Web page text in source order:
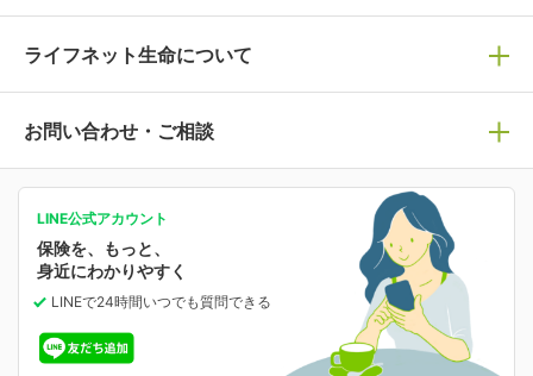
保険の基礎知識や選び方を解説！
人生のステージに必要な保険がわかる！
保険ジャンバラヤ
あなたの人生と保険選びのためのWebメディア
選ばれる理由・評判
ライフネット生命の特長
ライフネット生命が選ばれる理由がわかる！
万が一に備える
病気や手術に備える
がん保険
がんに備える
女性保険
就業不能保険
就業不能状態に備える
マイページログイン
ご契約内容の確認
お客さま情報の確認・変更
保険料の支払い方法の変更
中断したお申し込みの再開
お申し込み後の状況確認
減額・解約・追加契約の申し込み など
ライフネット生命について
ライフネット生命についてトップ
会社情報
業績・財務情報
保険金等の支払状況
お問い合わせ・ご相談
保険相談サービス
よくあるご質問
LINE公式アカウント
保険を、もっと、
身近にわかりやすく
LINEで24時間いつでも質問できる